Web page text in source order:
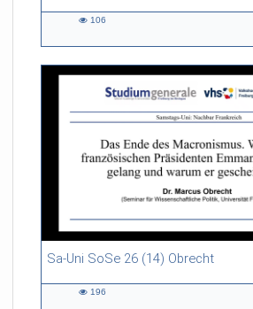
106
Sa-Uni SoSe 26 (14) Obrecht
46:53 duration
196